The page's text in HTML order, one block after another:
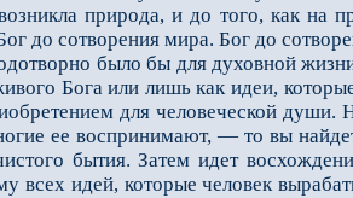
природа, и до того, как на
до сотворения мира. Бог до
было бы для духовной
Бога или лишь как идеи,
для человеческой души.
ее воспринимают, — то вы
бытия. Затем идет
всех идей, которые человек